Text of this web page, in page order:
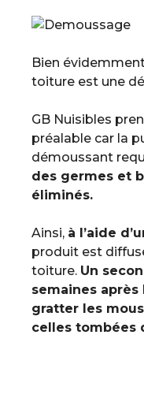
Bien
toiture est une
GB Nuisibles
préalable car la
démoussant
des germes et
éliminés.
Ainsi, à l’aide
produit est
toiture. Un
semaines
gratter les
celles tombées